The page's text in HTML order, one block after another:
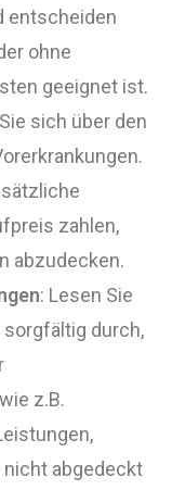
entscheiden
ohne
geeignet ist.
sich über den
zahlen,
abzudecken.
: Lesen Sie
durch,
z.B.
nicht abgedeckt